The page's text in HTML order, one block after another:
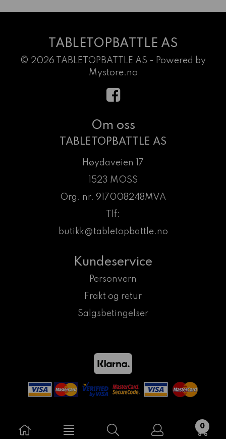
0
TABLETOPBATTLE AS
© 2026 TABLETOPBATTLE AS - Powered by
Mystore.no
Om oss
TABLETOPBATTLE AS
Høydaveien 17
1523 MOSS
Org. nr. 917008248MVA
Tlf:
butikk@tabletopbattle.no
Kundeservice
Personvern
Frakt og retur
Salgsbetingelser